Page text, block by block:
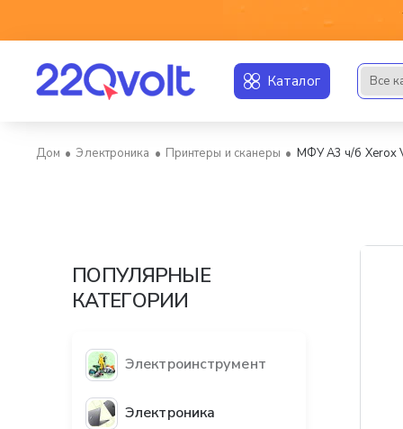
Каталог Все
Электроника Принтеры и сканеры МФУ A3 ч/б Xerox
ПОПУЛЯРНЫЕ
КАТЕГОРИИ
Электроинструмент
Электроника